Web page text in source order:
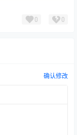
0 0
确认修改